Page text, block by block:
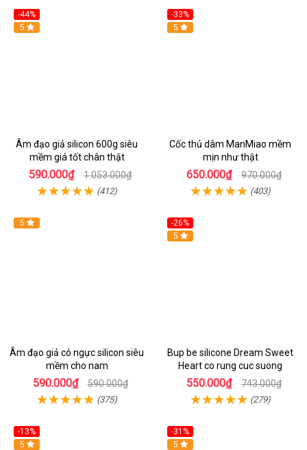
-44%
5
Âm đạo giả silicon 600g siêu
mềm giá tốt chân thật
590.000₫ 1.053.000₫
(412)
-33%
Hot
5
Cốc thủ dâm ManMiao mềm
mịn như thật
650.000₫ 970.000₫
(403)
5
Âm đạo giả có ngực silicon siêu
mềm cho nam
590.000₫ 590.000₫
(375)
-26%
Hot
5
Bup be silicone Dream Sweet
Heart co rung cuc suong
550.000₫ 743.000₫
(279)
-13%
5
-31%
Hot
5